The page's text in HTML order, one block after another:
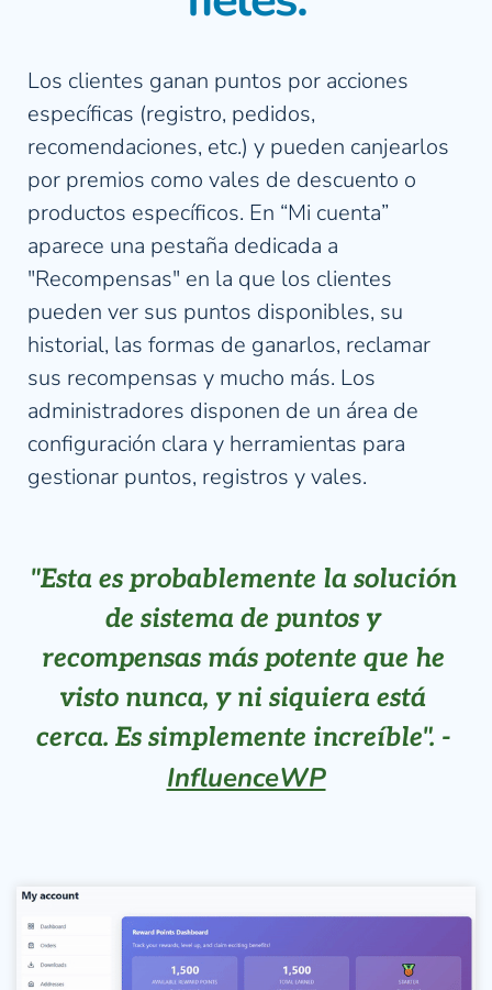
Los clientes ganan puntos por acciones
específicas (registro, pedidos,
recomendaciones, etc.) y pueden canjearlos
por premios como vales de descuento o
productos específicos. En “Mi cuenta”
aparece una pestaña dedicada a
"Recompensas" en la que los clientes
pueden ver sus puntos disponibles, su
historial, las formas de ganarlos, reclamar
sus recompensas y mucho más. Los
administradores disponen de un área de
configuración clara y herramientas para
gestionar puntos, registros y vales.
"Esta es probablemente la solución
de sistema de puntos y
recompensas más potente que he
visto nunca, y ni siquiera está
cerca. Es simplemente increíble". -
InfluenceWP